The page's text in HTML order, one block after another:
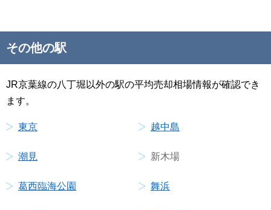
その他の駅
JR京葉線の八丁堀以外の駅の平均売却相場情報が確認でき
ます。
東京 越中島
潮見 新木場
葛西臨海公園 舞浜